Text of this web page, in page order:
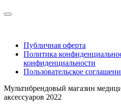
Публичная оферта
Политика
конфиденциальности
Пользовательское
Мультибрендовый магазин
аксессуаров 2022